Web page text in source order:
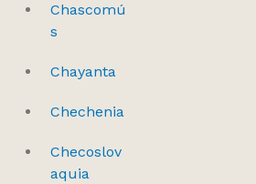
Chascomú
s
Chayanta
Chechenia
Checoslov
aquia